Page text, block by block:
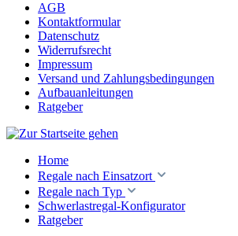
AGB
Kontaktformular
Datenschutz
Widerrufsrecht
Impressum
Versand und Zahlungsbedingungen
Aufbauanleitungen
Ratgeber
Home
Regale nach Einsatzort
Regale nach Typ
Schwerlastregal-Konfigurator
Ratgeber